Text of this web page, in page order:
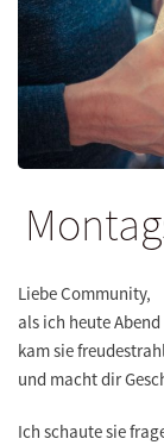
Liebe Community,
als ich heute
kam sie
und macht dir
Ich schaute sie